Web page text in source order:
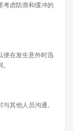
考虑防滑和缓冲的
便在发生意外时迅
其他人员沟通。